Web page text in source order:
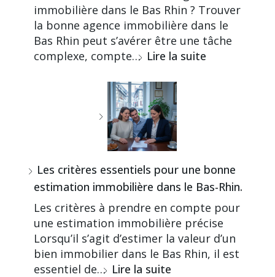
immobilière dans le Bas Rhin ? Trouver
la bonne agence immobilière dans le
Bas Rhin peut s’avérer être une tâche
complexe, compte… Lire la suite
Les critères essentiels pour une bonne
estimation immobilière dans le Bas-Rhin.
Les critères à prendre en compte pour
une estimation immobilière précise
Lorsqu’il s’agit d’estimer la valeur d’un
bien immobilier dans le Bas Rhin, il est
essentiel de… Lire la suite